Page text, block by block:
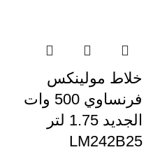
خلاط مولينكس
فرنساوي 500 وات
الجديد 1.75 لتر
LM242B25